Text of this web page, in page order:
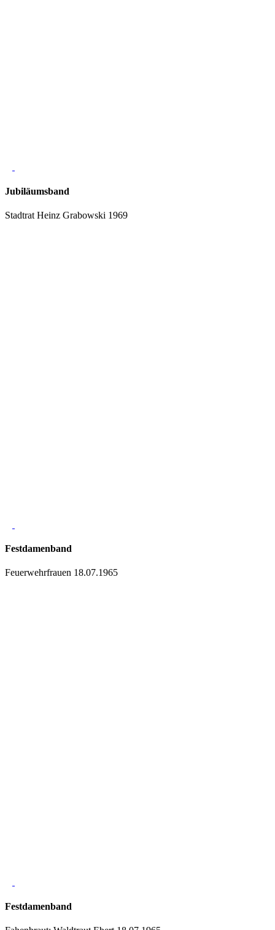
Jubiläumsband
Stadtrat Heinz Grabowski 1969
Festdamenband
Feuerwehrfrauen 18.07.1965
Festdamenband